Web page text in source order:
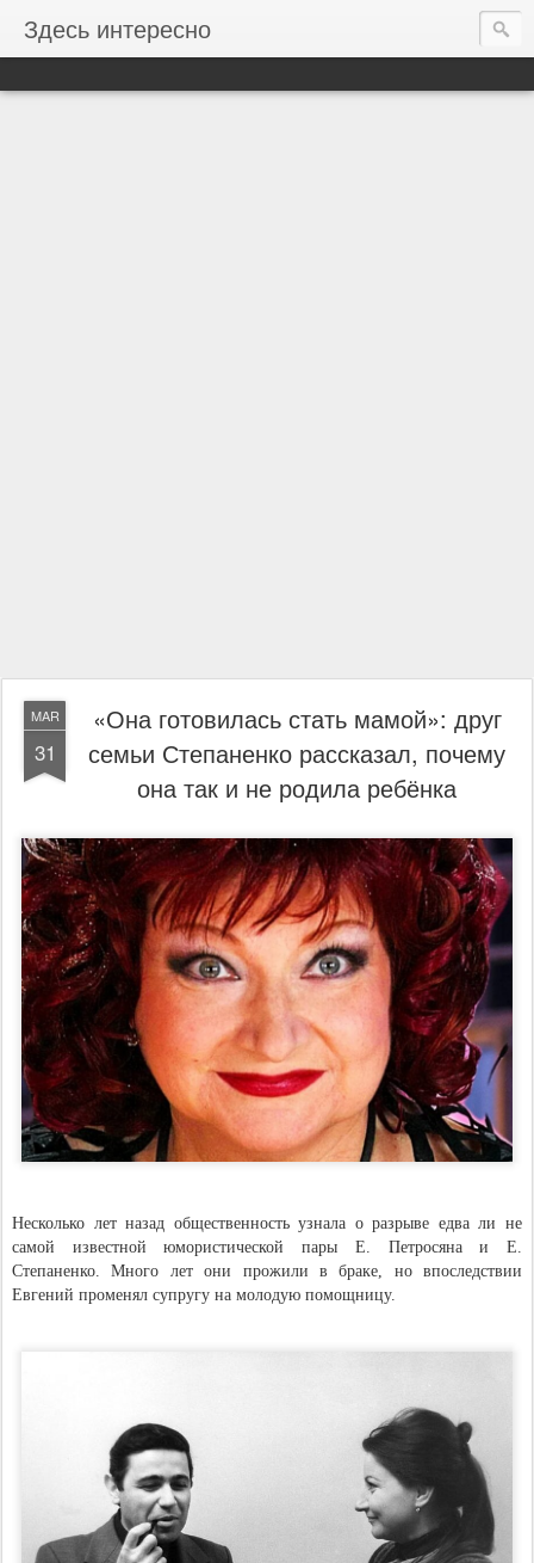
Здесь интересно
MAR
31
«Она готовилась стать мамой»: друг
семьи Степаненко рассказал, почему
она так и не родила ребёнка
Несколько лет назад общественность узнала о разрыве едва ли не
самой известной юмористической пары Е. Петросяна и Е.
Степаненко. Много лет они прожили в браке, но впоследствии
Евгений променял супругу на молодую помощницу.